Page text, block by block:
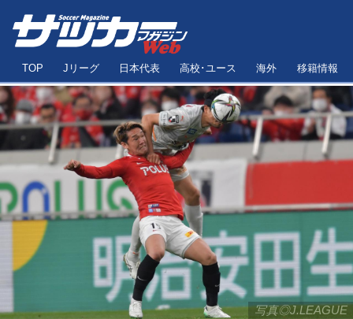
TOP Jリーグ 日本代表 高校･ユース 海外 移籍情報
写真◎J.LEAGUE